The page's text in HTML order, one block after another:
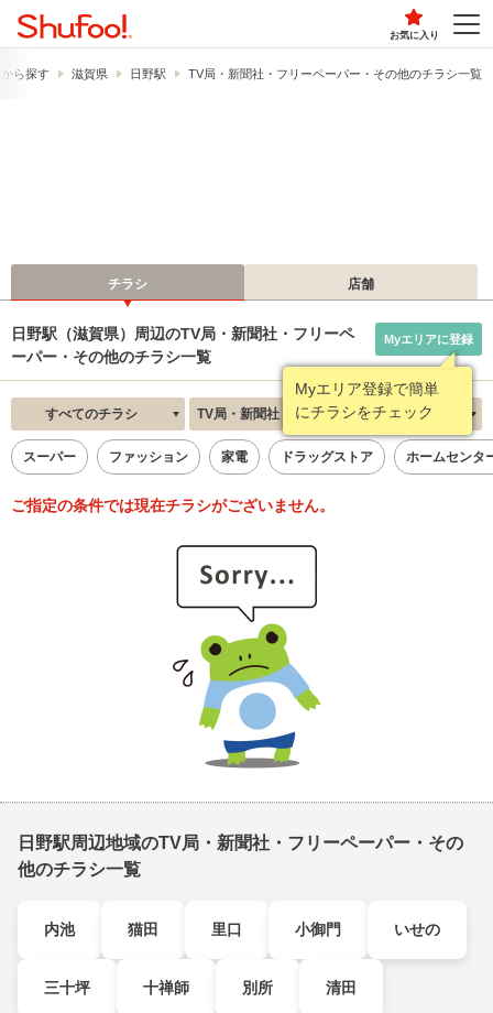
お気に入り
ら探す 滋賀県 日野駅 TV局・新聞社・フリーペーパー・その他のチラシ一覧
チラシ 店舗
日野駅（滋賀県）周辺のTV局・新聞社・フリーペ
ーパー・その他のチラシ一覧
Myエリア登録で簡単
にチラシをチェック
Myエリアに登録
すべてのチラシ TV局・新聞社・フリーペーパー・その他 新着順
スーパー ファッション 家電 ドラッグストア ホームセンタ
ご指定の条件では現在チラシがございません。
日野駅周辺地域のTV局・新聞社・フリーペーパー・その
他のチラシ一覧
内池 猫田 里口 小御門 いせの
三十坪 十禅師 別所 清田